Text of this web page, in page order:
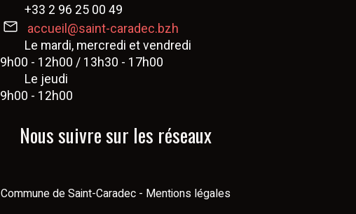
+33 2 96 25 00 49
accueil@saint-caradec.bzh
Le mardi, mercredi et vendredi
9h00 - 12h00 / 13h30 - 17h00
Le jeudi
9h00 - 12h00
Nous suivre sur les réseaux
Commune de Saint-Caradec - Mentions légales